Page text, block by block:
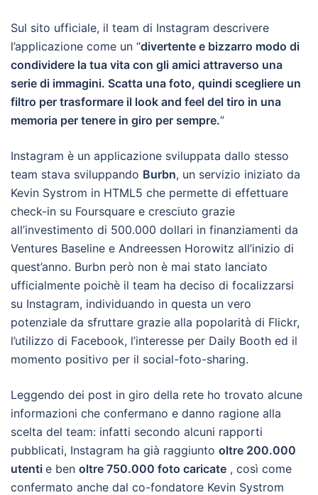
Sul sito ufficiale, il team di Instagram descrivere
l’applicazione come un “divertente e bizzarro modo di
condividere la tua vita con gli amici attraverso una
serie di immagini. Scatta una foto, quindi scegliere un
filtro per trasformare il look and feel del tiro in una
memoria per tenere in giro per sempre.”
Instagram è un applicazione sviluppata dallo stesso
team stava sviluppando Burbn, un servizio iniziato da
Kevin Systrom in HTML5 che permette di effettuare
check-in su Foursquare e cresciuto grazie
all’investimento di 500.000 dollari in finanziamenti da
Ventures Baseline e Andreessen Horowitz all’inizio di
quest’anno. Burbn però non è mai stato lanciato
ufficialmente poichè il team ha deciso di focalizzarsi
su Instagram, individuando in questa un vero
potenziale da sfruttare grazie alla popolarità di Flickr,
l’utilizzo di Facebook, l’interesse per Daily Booth ed il
momento positivo per il social-foto-sharing.
Leggendo dei post in giro della rete ho trovato alcune
informazioni che confermano e danno ragione alla
scelta del team: infatti secondo alcuni rapporti
pubblicati, Instagram ha già raggiunto oltre 200.000
utenti e ben oltre 750.000 foto caricate , così come
confermato anche dal co-fondatore Kevin Systrom